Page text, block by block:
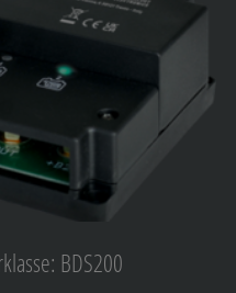
BDS200